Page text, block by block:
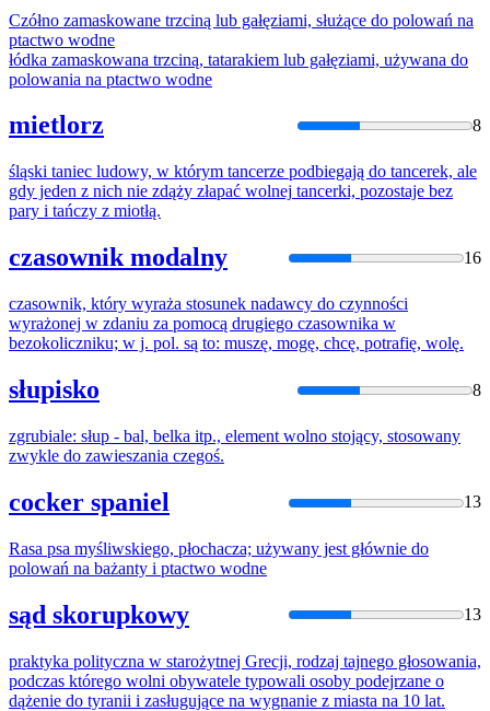
Czółno zamaskowane trzciną lub gałęziami, służące do polowań na
ptactwo wodne
łódka zamaskowana trzciną, tatarakiem lub gałęziami, używana do
polowania na ptactwo wodne
mietlorz 8
śląski taniec ludowy, w którym tancerze podbiegają do tancerek, ale
gdy jeden z nich nie zdąży złapać wolnej tancerki, pozostaje bez
pary i tańczy z miotłą.
czasownik modalny 16
czasownik, który wyraża stosunek nadawcy do czynności
wyrażonej w zdaniu za pomocą drugiego czasownika w
bezokoliczniku; w j. pol. są to: muszę, mogę, chcę, potrafię, wolę.
słupisko 8
zgrubiale: słup - bal, belka itp., element wolno stojący, stosowany
zwykle do zawieszania czegoś.
cocker spaniel 13
Rasa psa myśliwskiego, płochacza; używany jest głównie do
polowań na bażanty i ptactwo wodne
sąd skorupkowy 13
praktyka polityczna w starożytnej Grecji, rodzaj tajnego głosowania,
podczas którego wolni obywatele typowali osoby podejrzane o
dążenie do tyranii i zasługujące na wygnanie z miasta na 10 lat.